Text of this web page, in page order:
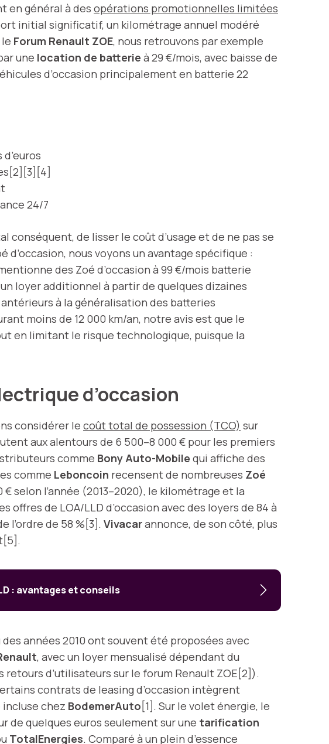
en général à des opérations promotionnelles limitées
initial significatif, un kilométrage annuel modéré
Forum Renault ZOE, nous retrouvons par exemple
une location de batterie à 29 €/mois, avec baisse de
d’occasion principalement en batterie 22
24/7
de lisser le coût d’usage et de ne pas se
nous voyons un avantage spécifique :
des Zoé d’occasion à 99 €/mois batterie
un loyer additionnel à partir de quelques dizaines
à la généralisation des batteries
moins de 12 000 km/an, notre avis est que le
en limitant le risque technologique, puisque la
d’occasion
considérer le coût total de possession (TCO) sur
aux alentours de 6 500–8 000 € pour les premiers
comme Bony Auto-Mobile qui affiche des
comme Leboncoin recensent de nombreuses Zoé
selon l’année (2013–2020), le kilométrage et la
offres de LOA/LLD d’occasion avec des loyers de 84 à
l’ordre de 58 %[3]. Vivacarannonce, de son côté, plus
: avantages et conseils
années 2010 ont souvent été proposées avec
, avec un loyer mensualisé dépendant du
d’utilisateurs sur le forum Renault ZOE[2]).
contrats de leasing d’occasion intègrent
chez BodemerAuto[1]. Sur le volet énergie, le
de quelques euros seulement sur une tarification
TotalEnergies. Comparé à un plein d’essence